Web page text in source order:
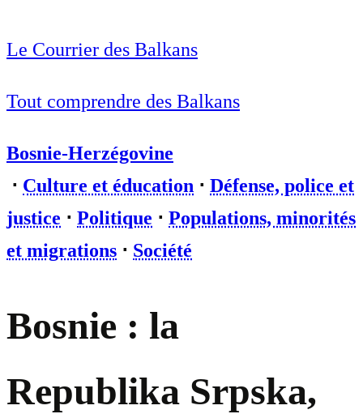
Le Courrier des Balkans
Tout comprendre des Balkans
Bosnie-Herzégovine
⋅ Culture et éducation ⋅ Défense, police et
justice ⋅ Politique ⋅ Populations, minorités
et migrations ⋅ Société
Bosnie : la
Republika Srpska,